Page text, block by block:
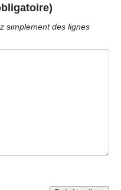
simplement des lignes